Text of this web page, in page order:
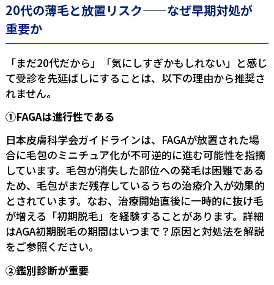
20代の薄毛と放置リスク——なぜ早期対処が
重要か
「まだ20代だから」「気にしすぎかもしれない」と感じ
て受診を先延ばしにすることは、以下の理由から推奨さ
れません。
①FAGAは進行性である
日本皮膚科学会ガイドラインは、FAGAが放置された場
合に毛包のミニチュア化が不可逆的に進む可能性を指摘
しています。毛包が消失した部位への発毛は困難である
ため、毛包がまだ残存しているうちの治療介入が効果的
とされています。なお、治療開始直後に一時的に抜け毛
が増える「初期脱毛」を経験することがあります。詳細
はAGA初期脱毛の期間はいつまで？原因と対処法を解説
をご参照ください。
②鑑別診断が重要